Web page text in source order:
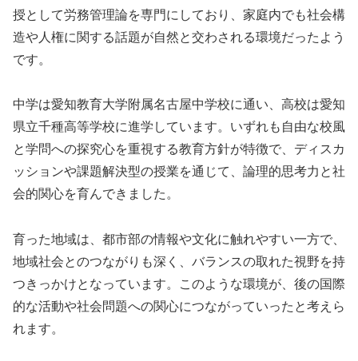
授として労務管理論を専門にしており、家庭内でも社会構
造や人権に関する話題が自然と交わされる環境だったよう
です。
中学は愛知教育大学附属名古屋中学校に通い、高校は愛知
県立千種高等学校に進学しています。いずれも自由な校風
と学問への探究心を重視する教育方針が特徴で、ディスカ
ッションや課題解決型の授業を通じて、論理的思考力と社
会的関心を育んできました。
育った地域は、都市部の情報や文化に触れやすい一方で、
地域社会とのつながりも深く、バランスの取れた視野を持
つきっかけとなっています。このような環境が、後の国際
的な活動や社会問題への関心につながっていったと考えら
れます。